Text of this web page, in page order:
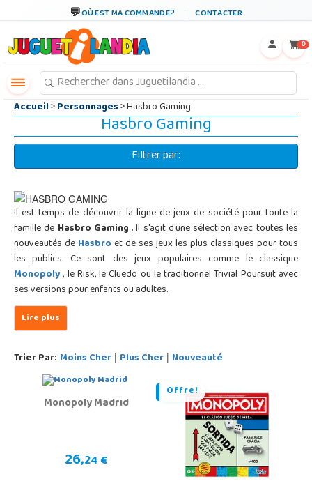
OÙ EST MA COMMANDE? CONTACTER
0
Accueil>Personnages> Hasbro Gaming
Hasbro Gaming
Filtrer par:
Il est temps de découvrir la ligne de jeux de société pour toute la
famille de Hasbro Gaming . Il s'agit d'une sélection avec toutes les
nouveautés deHasbroet de ses jeux les plus classiques pour tous
les publics. Ce sont des jeux populaires comme le classique
Monopoly, le Risk, le Cluedo ou le traditionnel Trivial Poursuit avec
ses versions pour enfants ou adultes.
Trier Par: Moins Cher | Plus Cher | Nouveauté
Monopoly Madrid
26,24 €
Offre!